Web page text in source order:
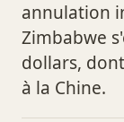
annulation
Zimbabwe
dollars,
à la Chine.